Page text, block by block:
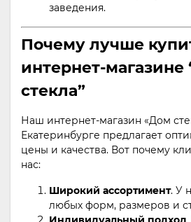
заведения.
Почему лучше
интернет-магазине
стекла”
Наш интернет-магазин «Дом
Екатеринбурге предлагает
цены и качества. Вот почему
нас:
Широкий ассортимент. У
любых форм, размеров и